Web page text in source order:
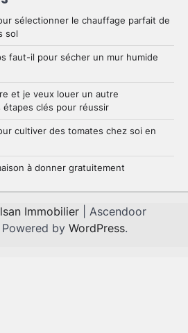
sélectionner le chauffage parfait de
sol
faut-il pour sécher un mur humide
et je veux louer un autre
étapes clés pour réussir
cultiver des tomates chez soi en
à donner gratuitement
Immobilier | Ascendoor
Powered by WordPress.